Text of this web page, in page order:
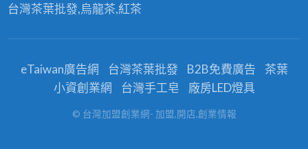
台灣茶葉批發,烏龍茶,紅茶
eTaiwan廣告網 台灣茶葉批發 B2B免費廣告
茶葉
小資創業網
台灣手工皂 廠房LED燈具
© 台灣加盟創業網- 加盟,開店,創業情報